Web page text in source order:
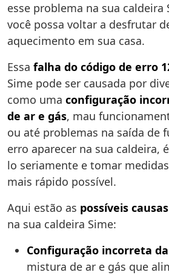
esse problema na sua caldeira
você possa voltar a desfrutar
aquecimento em sua casa.
Essa falha do código de erro
Sime pode ser causada por
como uma configuração
de ar e gás, mau
ou até problemas na saída de
erro aparecer na sua caldeira,
lo seriamente e tomar
mais rápido possível.
Aqui estão as possíveis causas
na sua caldeira Sime:
Configuração incorreta
mistura de ar e gás que